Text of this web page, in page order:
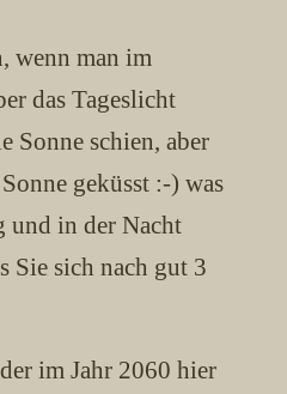
wenn man im
das Tageslicht
Sonne schien, aber
geküsst :-) was
und in der Nacht
Sie sich nach gut 3
im Jahr 2060 hier